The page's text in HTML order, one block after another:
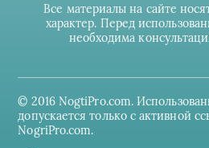
Все материалы на сайте
характер. Перед
необходима
© 2016 NogtiPro.com.
допускается только с активной
NogriPro.com.